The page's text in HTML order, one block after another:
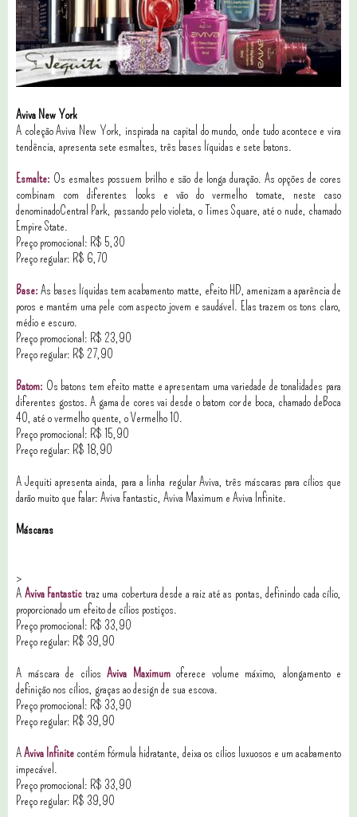
Aviva New York
A coleção Aviva New York, inspirada na capital do mundo, onde tudo acontece e vira
tendência, apresenta sete esmaltes, três bases líquidas e sete batons.
Esmalte: Os esmaltes possuem brilho e são de longa duração. As opções de cores
combinam com diferentes looks e vão do vermelho tomate, neste caso
denominadoCentral Park, passando pelo violeta, o Times Square, até o nude, chamado
Empire State.
Preço promocional: R$ 5,30
Preço regular: R$ 6,70
Base: As bases líquidas tem acabamento matte, efeito HD, amenizam a aparência de
poros e mantém uma pele com aspecto jovem e saudável. Elas trazem os tons claro,
médio e escuro.
Preço promocional: R$ 23,90
Preço regular: R$ 27,90
Batom: Os batons tem efeito matte e apresentam uma variedade de tonalidades para
diferentes gostos. A gama de cores vai desde o batom cor de boca, chamado deBoca
40, até o vermelho quente, o Vermelho 10.
Preço promocional: R$ 15,90
Preço regular: R$ 18,90
A Jequiti apresenta ainda, para a linha regular Aviva, três máscaras para cílios que
darão muito que falar: Aviva Fantastic, Aviva Maximum e Aviva Infinite.
Máscaras
>
A Aviva Fantastic traz uma cobertura desde a raiz até as pontas, definindo cada cílio,
proporcionado um efeito de cílios postiços.
Preço promocional: R$ 33,90
Preço regular: R$ 39,90
A máscara de cílios Aviva Maximumoferece volume máximo, alongamento e
definição nos cílios, graças ao design de sua escova.
Preço promocional: R$ 33,90
Preço regular: R$ 39,90
AAviva Infinite contém fórmula hidratante, deixa os cílios luxuosos e um acabamento
impecável.
Preço promocional: R$ 33,90
Preço regular: R$ 39,90